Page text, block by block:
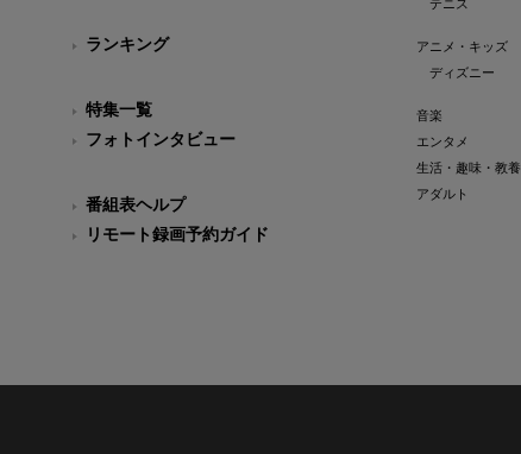
ランキング
特集一覧
フォトインタビュー
番組表ヘルプ
リモート録画予約ガイド
テニス
アニメ・キッズ
ディズニー
音楽
エンタメ
生活・趣味・教養
アダルト